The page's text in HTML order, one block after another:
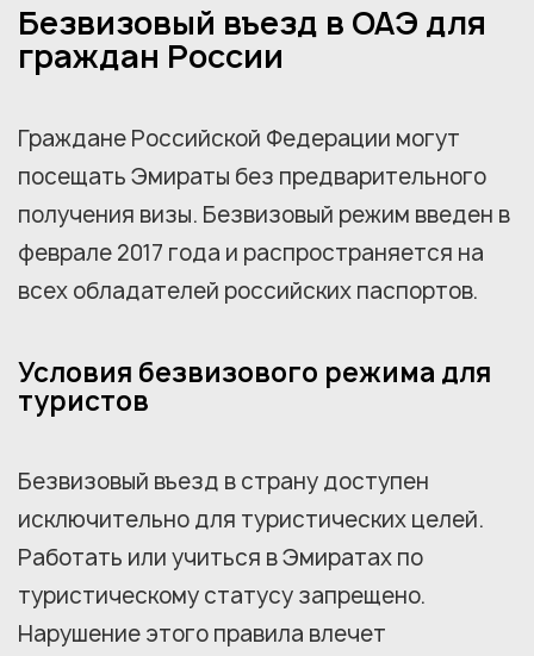
Безвизовый въезд в ОАЭ для
граждан России
Граждане Российской Федерации могут
посещать Эмираты без предварительного
получения визы. Безвизовый режим введен в
феврале 2017 года и распространяется на
всех обладателей российских паспортов.
Условия безвизового режима для
туристов
Безвизовый въезд в страну доступен
исключительно для туристических целей.
Работать или учиться в Эмиратах по
туристическому статусу запрещено.
Нарушение этого правила влечет